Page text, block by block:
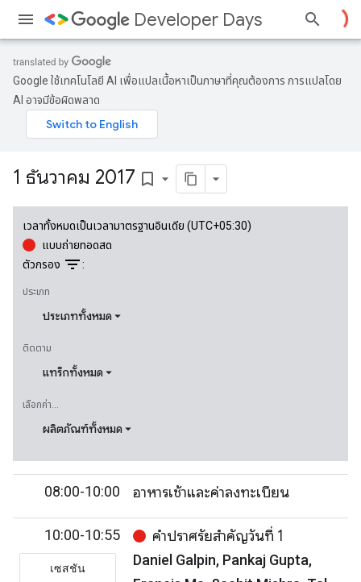
Developer Days
Google ใช้เทคโนโลยี AI เพื่อแปลเนื้อหาเป็นภาษาที่คุณต้องการ การแปลโดย
AI อาจมีข้อผิดพลาด
1 ธันวาคม 2017 bookmark_border
เวลาทั้งหมดเป็นเวลามาตรฐานอินเดีย (UTC+05:30)
แบบถ่ายทอดสด
ตัวกรอง filter_list:
ประเภท
ประเภททั้งหมด
ติดตาม
แทร็กทั้งหมด
เลือกค่า...
ผลิตภัณฑ์ทั้งหมด
08:00-10:00 อาหารเช้าและค่าลงทะเบียน
10:00-10:55
เซสชัน
คำปราศรัยสำคัญวันที่ 1
Daniel Galpin, Pankaj Gupta,